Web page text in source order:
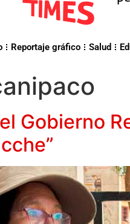
Reportaje gráfico Salud
Gobierno